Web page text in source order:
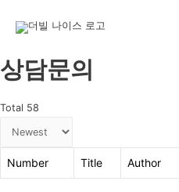
상담문의
Total 58
Number Title Author